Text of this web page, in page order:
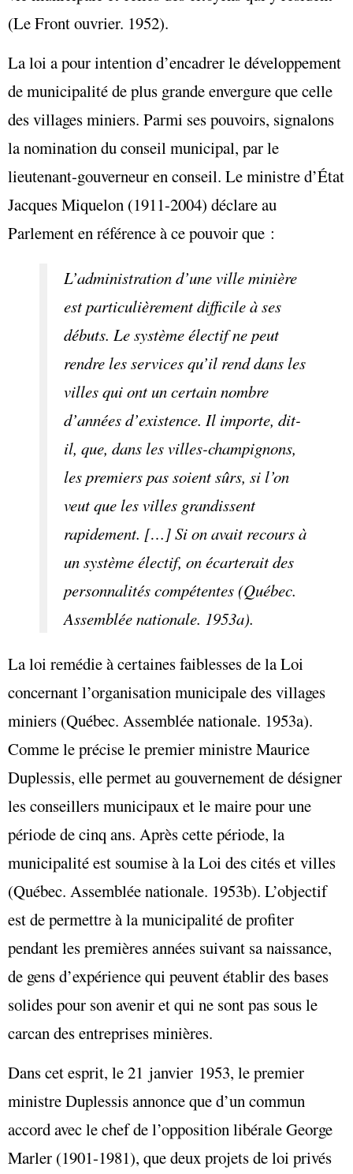
(Le Front ouvrier. 1952).
La loi a pour intention d’encadrer le développement
de municipalité de plus grande envergure que celle
des villages miniers. Parmi ses pouvoirs, signalons
la nomination du conseil municipal, par le
lieutenant-gouverneur en conseil. Le ministre d’État
Jacques Miquelon (1911-2004) déclare au
Parlement en référence à ce pouvoir que :
L’administration d’une ville minière
est particulièrement difficile à ses
débuts. Le système électif ne peut
rendre les services qu’il rend dans les
villes qui ont un certain nombre
d’années d’existence. Il importe, dit-
il, que, dans les villes-champignons,
les premiers pas soient sûrs, si l’on
veut que les villes grandissent
rapidement. […] Si on avait recours à
un système électif, on écarterait des
personnalités compétentes (Québec.
Assemblée nationale. 1953a).
La loi remédie à certaines faiblesses de la Loi
concernant l’organisation municipale des villages
miniers (Québec. Assemblée nationale. 1953a).
Comme le précise le premier ministre Maurice
Duplessis, elle permet au gouvernement de désigner
les conseillers municipaux et le maire pour une
période de cinq ans. Après cette période, la
municipalité est soumise à la Loi des cités et villes
(Québec. Assemblée nationale. 1953b). L’objectif
est de permettre à la municipalité de profiter
pendant les premières années suivant sa naissance,
de gens d’expérience qui peuvent établir des bases
solides pour son avenir et qui ne sont pas sous le
carcan des entreprises minières.
Dans cet esprit, le 21 janvier 1953, le premier
ministre Duplessis annonce que d’un commun
accord avec le chef de l’opposition libérale George
Marler (1901-1981), que deux projets de loi privés